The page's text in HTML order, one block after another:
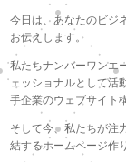
今日は、あなたのビジ
お伝えします。
私たちナンバーワンエ
ェッショナルとして活
手企業のウェブサイト
そして今、私たちが注
結するホームページ作